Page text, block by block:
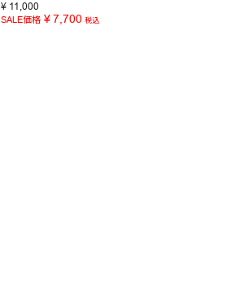
¥ 11,000
SALE価格 ¥ 7,700 税込